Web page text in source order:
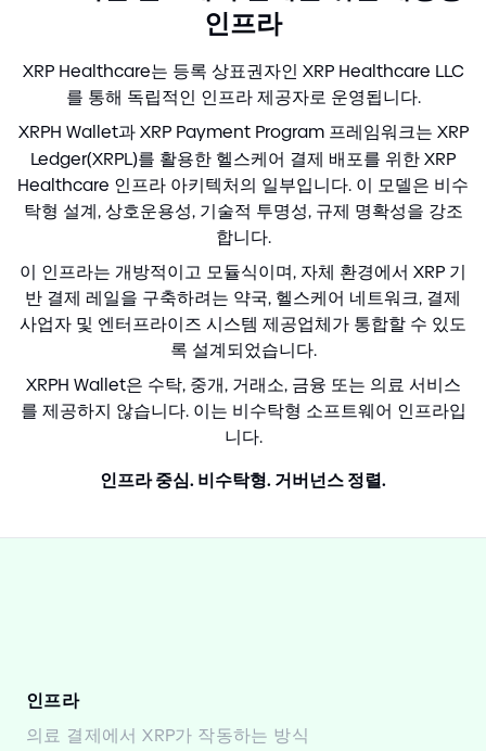
인프라
XRP Healthcare는 등록 상표권자인 XRP Healthcare LLC
를 통해 독립적인 인프라 제공자로 운영됩니다.
XRPH Wallet과 XRP Payment Program 프레임워크는 XRP
Ledger(XRPL)를 활용한 헬스케어 결제 배포를 위한 XRP
Healthcare 인프라 아키텍처의 일부입니다. 이 모델은 비수
탁형 설계, 상호운용성, 기술적 투명성, 규제 명확성을 강조
합니다.
이 인프라는 개방적이고 모듈식이며, 자체 환경에서 XRP 기
반 결제 레일을 구축하려는 약국, 헬스케어 네트워크, 결제
사업자 및 엔터프라이즈 시스템 제공업체가 통합할 수 있도
록 설계되었습니다.
XRPH Wallet은 수탁, 중개, 거래소, 금융 또는 의료 서비스
를 제공하지 않습니다. 이는 비수탁형 소프트웨어 인프라입
니다.
인프라 중심. 비수탁형. 거버넌스 정렬.
인프라
의료 결제에서 XRP가 작동하는 방식